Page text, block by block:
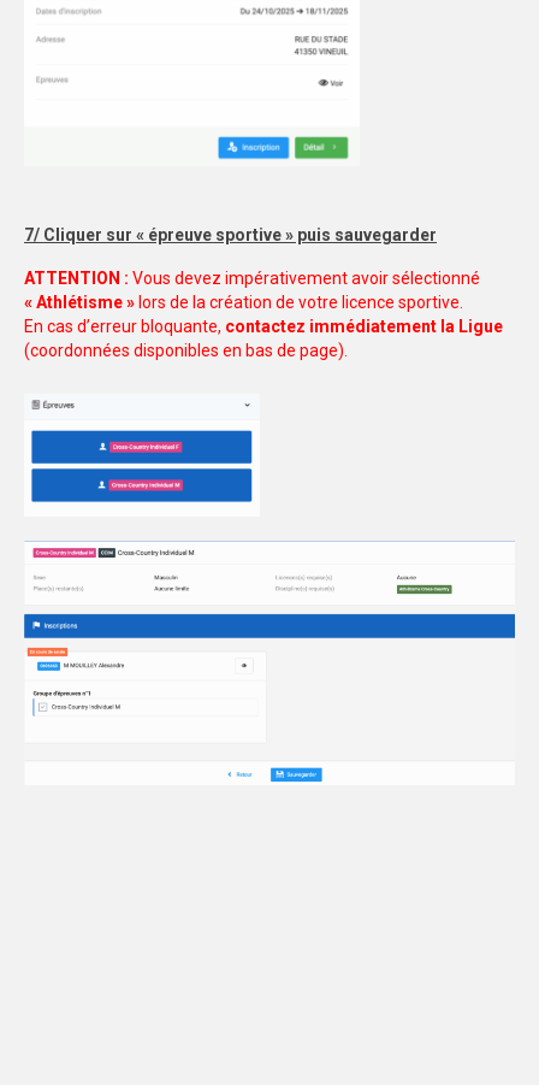
7/ Cliquer sur « épreuve sportive » puis sauvegarder
ATTENTION : Vous devez impérativement avoir sélectionné
« Athlétisme » lors de la création de votre licence sportive.
En cas d’erreur bloquante, contactez immédiatement la Ligue
(coordonnées disponibles en bas de page).